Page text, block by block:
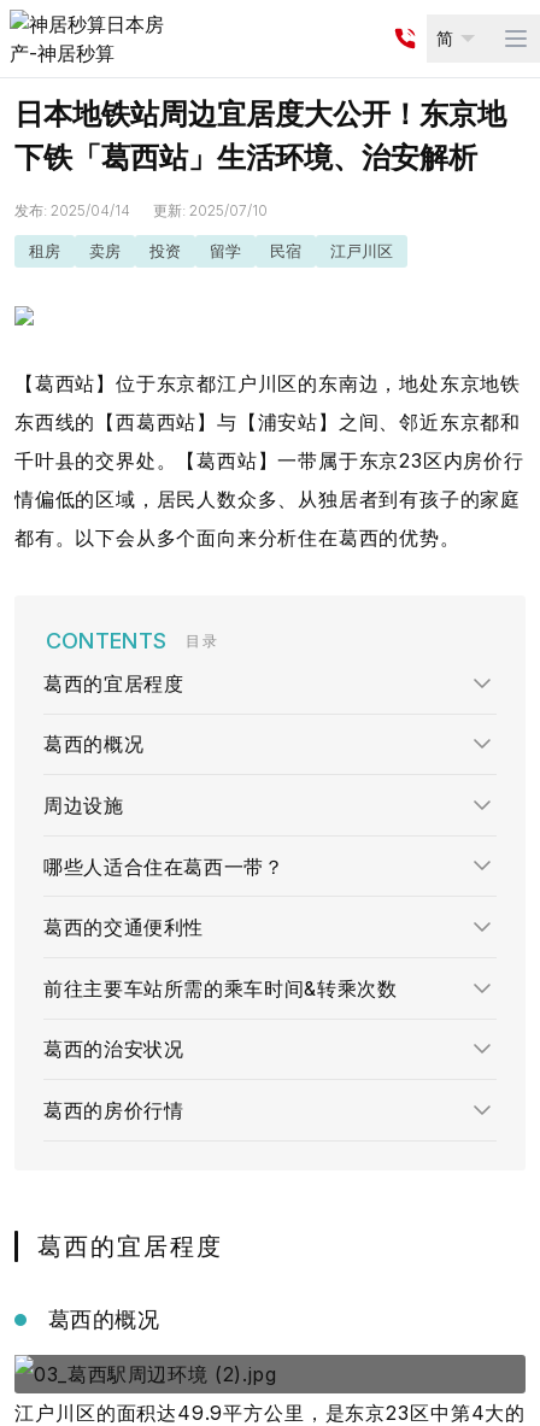
简
日本地铁站周边宜居度大公开！东京地
下铁「葛西站」生活环境、治安解析
发布: 2025/04/14 更新: 2025/07/10
租房 卖房 投资 留学 民宿 江戸川区
【葛西站】位于东京都江户川区的东南边，地处东京地铁
东西线的【西葛西站】与【浦安站】之间、邻近东京都和
千叶县的交界处。【葛西站】一带属于东京23区内房价行
情偏低的区域，居民人数众多、从独居者到有孩子的家庭
都有。以下会从多个面向来分析住在葛西的优势。
目录
葛西的宜居程度
葛西的概况
周边设施
哪些人适合住在葛西一带？
葛西的交通便利性
前往主要车站所需的乘车时间&转乘次数
葛西的治安状况
葛西的房价行情
葛西的宜居程度
葛西的概况
江户川区的面积达49.9平方公里，是东京23区中第4大的